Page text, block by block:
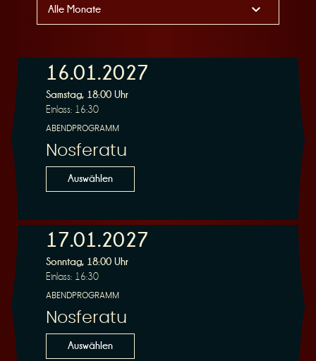
R
e
s
16.01.2027
Samstag, 18:00 Uhr
Einlass: 16:30
ABENDPROGRAMM
Nosferatu
Auswählen
17.01.2027
Sonntag, 18:00 Uhr
Einlass: 16:30
ABENDPROGRAMM
Nosferatu
Auswählen